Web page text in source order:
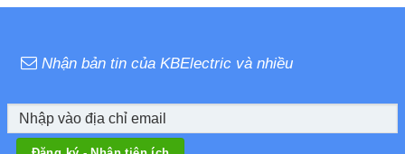
Nhận bản tin của KBElectric và nhiều